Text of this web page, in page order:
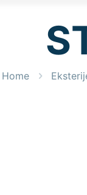
Home